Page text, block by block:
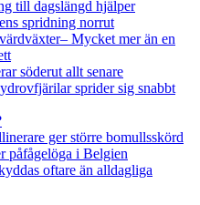
till dagslängd hjälper
spridning norrut
Mycket mer än en
söderut allt senare
sprider sig snabbt
ger större bomullsskörd
påfågelöga i Belgien
oftare än alldagliga